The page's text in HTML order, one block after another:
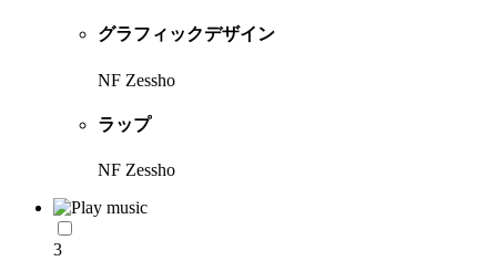
グラフィックデザイン
NF Zessho
ラップ
NF Zessho
3